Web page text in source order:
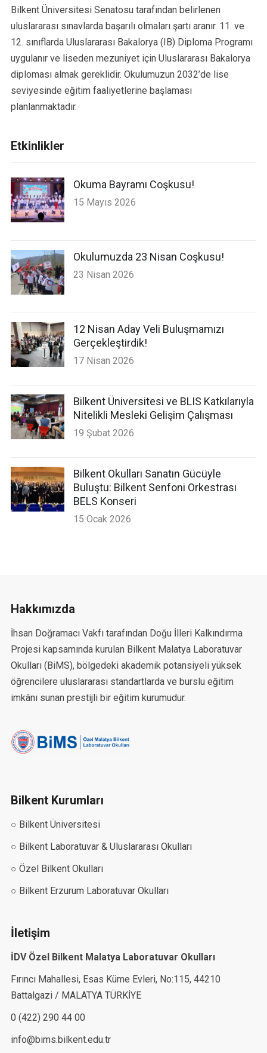
Bilkent Üniversitesi Senatosu tarafından belirlenen
uluslararası sınavlarda başarılı olmaları şartı aranır. 11. ve
12. sınıflarda Uluslararası Bakalorya (IB) Diploma Programı
uygulanır ve liseden mezuniyet için Uluslararası Bakalorya
diploması almak gereklidir. Okulumuzun 2032’de lise
seviyesinde eğitim faaliyetlerine başlaması
planlanmaktadır.
Etkinlikler
Okuma Bayramı Coşkusu!
15 Mayıs 2026
Okulumuzda 23 Nisan Coşkusu!
23 Nisan 2026
12 Nisan Aday Veli Buluşmamızı
Gerçekleştirdik!
17 Nisan 2026
Bilkent Üniversitesi ve BLIS Katkılarıyla
Nitelikli Mesleki Gelişim Çalışması
19 Şubat 2026
Bilkent Okulları Sanatın Gücüyle
Buluştu: Bilkent Senfoni Orkestrası
BELS Konseri
15 Ocak 2026
Hakkımızda
İhsan Doğramacı Vakfı tarafından Doğu İlleri Kalkındırma
Projesi kapsamında kurulan Bilkent Malatya Laboratuvar
Okulları (BiMS), bölgedeki akademik potansiyeli yüksek
öğrencilere uluslararası standartlarda ve burslu eğitim
imkânı sunan prestijli bir eğitim kurumudur.
Bilkent Kurumları
○ Bilkent Üniversitesi
○ Bilkent Laboratuvar & Uluslararası Okulları
○ Özel Bilkent Okulları
○ Bilkent Erzurum Laboratuvar Okulları
İletişim
İDV Özel Bilkent Malatya Laboratuvar Okulları
Fırıncı Mahallesi, Esas Küme Evleri, No:115, 44210
Battalgazi / MALATYA TÜRKİYE
0 (422) 290 44 00
info@bims.bilkent.edu.tr